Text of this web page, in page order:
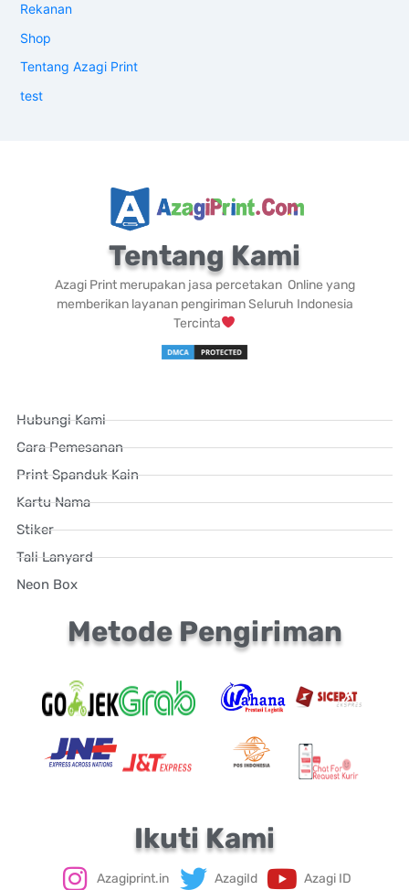
Rekanan
Shop
Tentang Azagi Print
test
Tentang Kami
Azagi Print merupakan jasa percetakan Online yang
memberikan layanan pengiriman Seluruh Indonesia
Tercinta
Hubungi Kami
Cara Pemesanan
Print Spanduk Kain
Kartu Nama
Stiker
Tali Lanyard
Neon Box
Metode Pengiriman
Ikuti Kami
Azagiprint.in AzagiId Azagi ID